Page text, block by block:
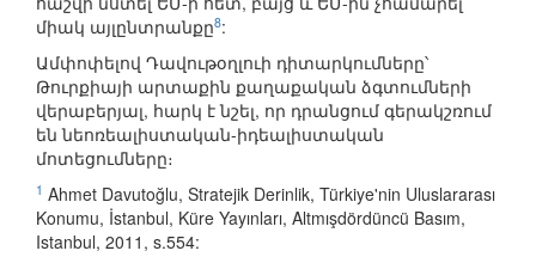
միակ այլընտրանքը8:
Ամփոփելով Դավութօղլուի դիտարկումները՝
Թուրքիայի արտաքին քաղաքական ձգտումների
վերաբերյալ, հարկ է նշել, որ դրանցում գերակշռում
են նեոռեալիստական-իդեալիստական
մոտեցումները։
1 Ahmet Davutoğlu, Stratejik Derinlik, Türkiye'nin Uluslararası
Konumu, İstanbul, Küre Yayınları, Altmışdördüncü Basım,
Istanbul, 2011, s.554: